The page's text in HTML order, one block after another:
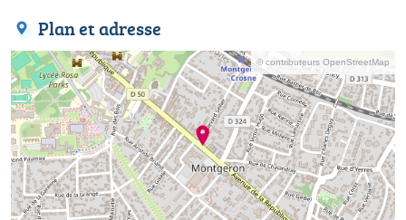
Plan et adresse
© contributeurs OpenStreetMap